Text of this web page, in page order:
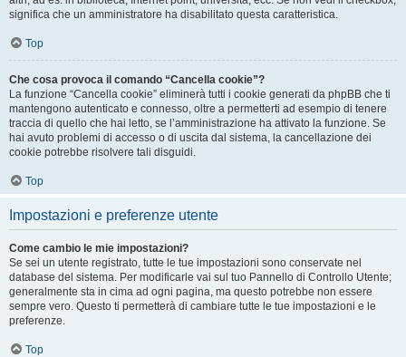
significa che un amministratore ha disabilitato questa caratteristica.
Top
Che cosa provoca il comando “Cancella cookie”?
La funzione “Cancella cookie” eliminerà tutti i cookie generati da phpBB che ti
mantengono autenticato e connesso, oltre a permetterti ad esempio di tenere
traccia di quello che hai letto, se l’amministrazione ha attivato la funzione. Se
hai avuto problemi di accesso o di uscita dal sistema, la cancellazione dei
cookie potrebbe risolvere tali disguidi.
Top
Impostazioni e preferenze utente
Come cambio le mie impostazioni?
Se sei un utente registrato, tutte le tue impostazioni sono conservate nel
database del sistema. Per modificarle vai sul tuo Pannello di Controllo Utente;
generalmente sta in cima ad ogni pagina, ma questo potrebbe non essere
sempre vero. Questo ti permetterà di cambiare tutte le tue impostazioni e le
preferenze.
Top